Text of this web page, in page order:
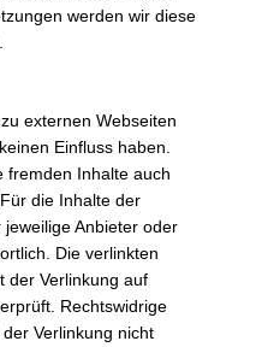
werden wir diese
externen Webseiten
Einfluss haben.
fremden Inhalte auch
die Inhalte der
Anbieter oder
Die verlinkten
der Verlinkung auf
Rechtswidrige
Verlinkung nicht